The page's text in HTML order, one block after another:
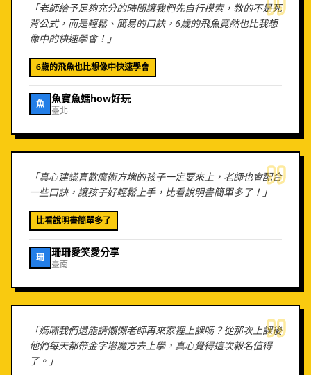
「老師給予足夠充分的時間讓我們先自行摸索，教的不是死
背公式，而是輕鬆、簡易的口訣，6歲的飛魚竟然也比我想
像中的快速學會！ 」
6歲的飛魚也比想像中快速學會
魚 魚寶魚媽how好玩
臺北
「真心建議喜歡魔術方塊的孩子一定要來上，老師也會配合
一些口訣，讓孩子好輕鬆上手，比看說明書簡單多了！ 」
比看說明書簡單多了
珊 珊珊愛笑愛分享
臺南
「媽咪我們還能請懶懶老師再來家裡上課嗎？從那次上課後
他們每天都帶金字塔魔方去上學，真心覺得這次報名值得
了。 」